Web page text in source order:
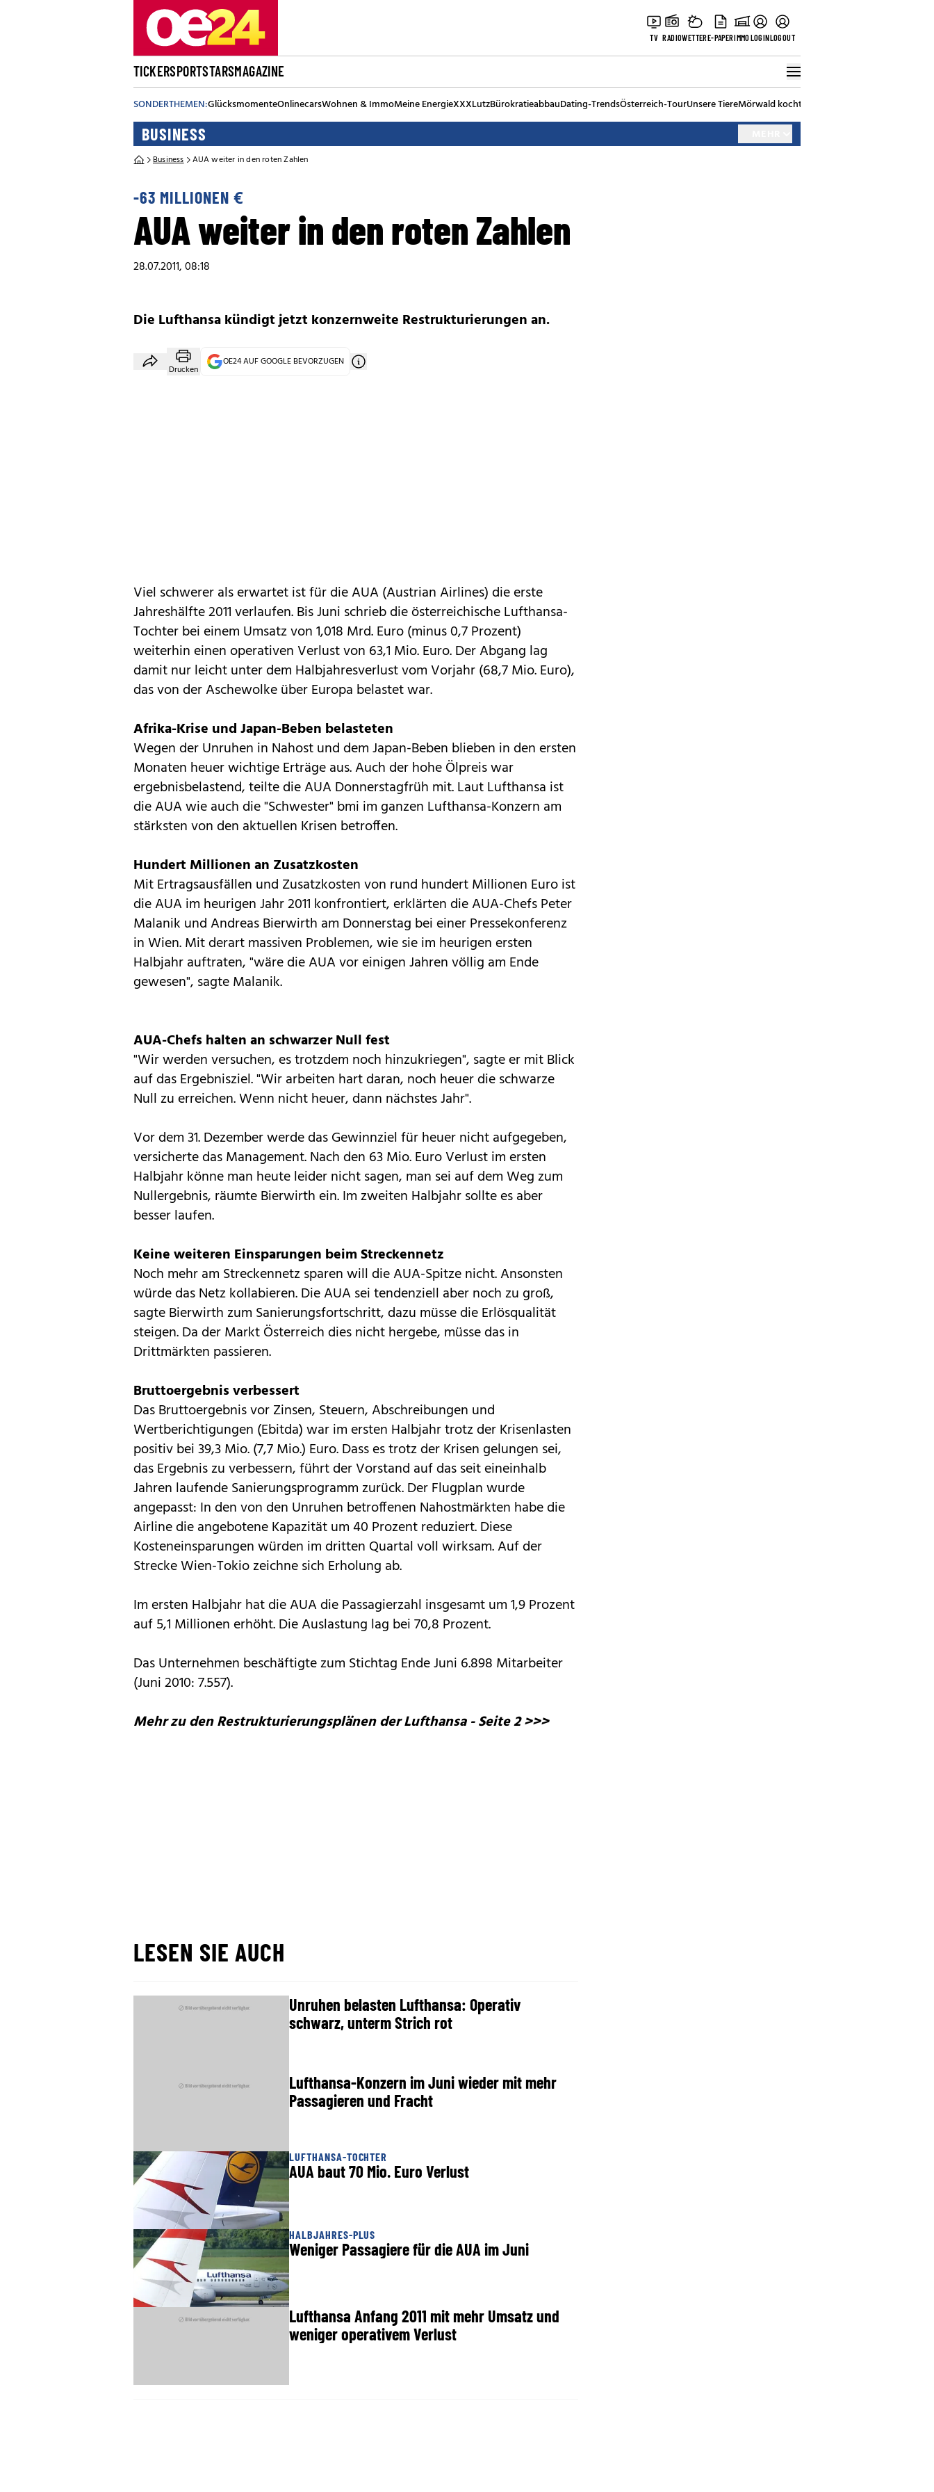
TV RADIOWETTERE-PAPERIMMOLOGINLOGOUT
TICKERSPORTSTARSMAGAZINE
SONDERTHEMEN:GlücksmomenteOnlinecarsWohnen & ImmoMeine EnergieXXXLutzBürokratieabbauDating-TrendsÖsterreich-TourUnsere TiereMörwald kocht
BUSINESS
Business AUA weiter in den roten Zahlen
-63 MILLIONEN €
AUA weiter in den roten Zahlen
28.07.2011, 08:18
Die Lufthansa kündigt jetzt konzernweite Restrukturierungen an.
Drucken
OE24 AUF GOOGLE BEVORZUGEN
Viel schwerer als erwartet ist für die AUA (Austrian Airlines) die erste
Jahreshälfte 2011 verlaufen. Bis Juni schrieb die österreichische Lufthansa-
Tochter bei einem Umsatz von 1,018 Mrd. Euro (minus 0,7 Prozent)
weiterhin einen operativen Verlust von 63,1 Mio. Euro. Der Abgang lag
damit nur leicht unter dem Halbjahresverlust vom Vorjahr (68,7 Mio. Euro),
das von der Aschewolke über Europa belastet war.
Afrika-Krise und Japan-Beben belasteten
Wegen der Unruhen in Nahost und dem Japan-Beben blieben in den ersten
Monaten heuer wichtige Erträge aus. Auch der hohe Ölpreis war
ergebnisbelastend, teilte die AUA Donnerstagfrüh mit. Laut Lufthansa ist
die AUA wie auch die "Schwester" bmi im ganzen Lufthansa-Konzern am
stärksten von den aktuellen Krisen betroffen.
Hundert Millionen an Zusatzkosten
Mit Ertragsausfällen und Zusatzkosten von rund hundert Millionen Euro ist
die AUA im heurigen Jahr 2011 konfrontiert, erklärten die AUA-Chefs Peter
Malanik und Andreas Bierwirth am Donnerstag bei einer Pressekonferenz
in Wien. Mit derart massiven Problemen, wie sie im heurigen ersten
Halbjahr auftraten, "wäre die AUA vor einigen Jahren völlig am Ende
gewesen", sagte Malanik.
AUA-Chefs halten an schwarzer Null fest
"Wir werden versuchen, es trotzdem noch hinzukriegen", sagte er mit Blick
auf das Ergebnisziel. "Wir arbeiten hart daran, noch heuer die schwarze
Null zu erreichen. Wenn nicht heuer, dann nächstes Jahr".
Vor dem 31. Dezember werde das Gewinnziel für heuer nicht aufgegeben,
versicherte das Management. Nach den 63 Mio. Euro Verlust im ersten
Halbjahr könne man heute leider nicht sagen, man sei auf dem Weg zum
Nullergebnis, räumte Bierwirth ein. Im zweiten Halbjahr sollte es aber
besser laufen.
Keine weiteren Einsparungen beim Streckennetz
Noch mehr am Streckennetz sparen will die AUA-Spitze nicht. Ansonsten
würde das Netz kollabieren. Die AUA sei tendenziell aber noch zu groß,
sagte Bierwirth zum Sanierungsfortschritt, dazu müsse die Erlösqualität
steigen. Da der Markt Österreich dies nicht hergebe, müsse das in
Drittmärkten passieren.
Bruttoergebnis verbessert
Das Bruttoergebnis vor Zinsen, Steuern, Abschreibungen und
Wertberichtigungen (Ebitda) war im ersten Halbjahr trotz der Krisenlasten
positiv bei 39,3 Mio. (7,7 Mio.) Euro. Dass es trotz der Krisen gelungen sei,
das Ergebnis zu verbessern, führt der Vorstand auf das seit eineinhalb
Jahren laufende Sanierungsprogramm zurück. Der Flugplan wurde
angepasst: In den von den Unruhen betroffenen Nahostmärkten habe die
Airline die angebotene Kapazität um 40 Prozent reduziert. Diese
Kosteneinsparungen würden im dritten Quartal voll wirksam. Auf der
Strecke Wien-Tokio zeichne sich Erholung ab.
Im ersten Halbjahr hat die AUA die Passagierzahl insgesamt um 1,9 Prozent
auf 5,1 Millionen erhöht. Die Auslastung lag bei 70,8 Prozent.
Das Unternehmen beschäftigte zum Stichtag Ende Juni 6.898 Mitarbeiter
(Juni 2010: 7.557).
Mehr zu den Restrukturierungsplänen der Lufthansa - Seite 2 >>>
LESEN SIE AUCH
Unruhen belasten Lufthansa: Operativ
schwarz, unterm Strich rot
Lufthansa-Konzern im Juni wieder mit mehr
Passagieren und Fracht
LUFTHANSA-TOCHTER
AUA baut 70 Mio. Euro Verlust
HALBJAHRES-PLUS
Weniger Passagiere für die AUA im Juni
Lufthansa Anfang 2011 mit mehr Umsatz und
weniger operativem Verlust